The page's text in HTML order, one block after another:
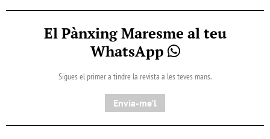
El Pànxing Maresme al teu
WhatsApp
Sigues el primer a tindre la revista a les teves mans.
Envia-me'l